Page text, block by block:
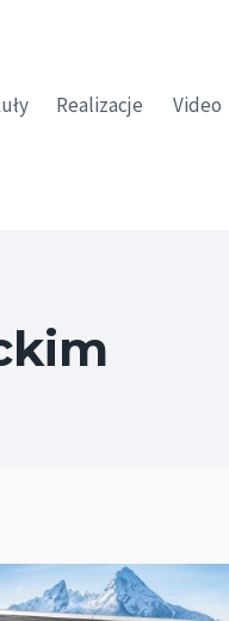
Realizacje Video